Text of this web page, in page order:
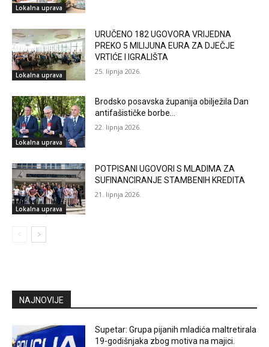
Lokalna uprava
Lokalna uprava
URUČENO 182 UGOVORA VRIJEDNA
PREKO 5 MILIJUNA EURA ZA DJEČJE
VRTIĆE I IGRALIŠTA
25. lipnja 2026.
Lokalna uprava
Brodsko posavska županija obilježila Dan
antifašističke borbe…
22. lipnja 2026.
Lokalna uprava
POTPISANI UGOVORI S MLADIMA ZA
SUFINANCIRANJE STAMBENIH KREDITA
21. lipnja 2026.
NAJNOVIJE
Supetar: Grupa pijanih mladića maltretirala
19-godišnjaka zbog motiva na majici.